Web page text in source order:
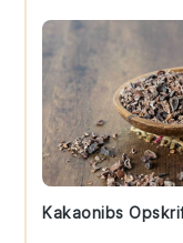
Kakaonibs